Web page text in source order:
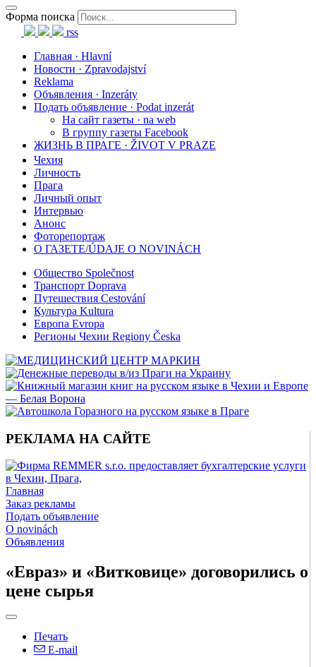
Форма поиска
rss
Главная · Hlavní
Новости · Zpravodajství
Reklama
Объявления · Inzeráty
Подать объявление · Podat inzerát
На сайт газеты · na web
В группу газеты Facebook
ЖИЗНЬ В ПРАГЕ · ŽIVOT V PRAZE
Чехия
Личность
Прага
Личный опыт
Интервью
Анонс
Фоторепортаж
О ГАЗЕТЕ/ÚDAJE O NOVINÁCH
Общество Společnost
Транспорт Doprava
Путешествия Cestování
Культура Kultura
Европа Evropa
Регионы Чехии Regiony Česka
РЕКЛАМА НА САЙТЕ
Главная
Заказ рекламы
Подать объявление
O novinách
Объявления
«Евраз» и «Витковице» договорились о
цене сырья
Печать
E-mail